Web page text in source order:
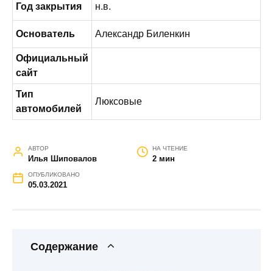
Год закрытия н.в.
Основатель Александр Биленкин
Официальный
сайт
Тип
автомобилей
Люксовые
АВТОР
Илья Шиповалов
НА ЧТЕНИЕ
2 мин
ОПУБЛИКОВАНО
05.03.2021
Содержание